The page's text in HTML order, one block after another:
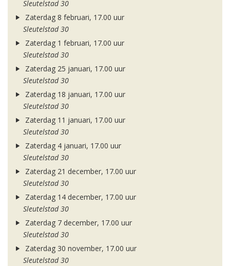
Sleutelstad 30
Zaterdag 8 februari, 17.00 uur
Sleutelstad 30
Zaterdag 1 februari, 17.00 uur
Sleutelstad 30
Zaterdag 25 januari, 17.00 uur
Sleutelstad 30
Zaterdag 18 januari, 17.00 uur
Sleutelstad 30
Zaterdag 11 januari, 17.00 uur
Sleutelstad 30
Zaterdag 4 januari, 17.00 uur
Sleutelstad 30
Zaterdag 21 december, 17.00 uur
Sleutelstad 30
Zaterdag 14 december, 17.00 uur
Sleutelstad 30
Zaterdag 7 december, 17.00 uur
Sleutelstad 30
Zaterdag 30 november, 17.00 uur
Sleutelstad 30